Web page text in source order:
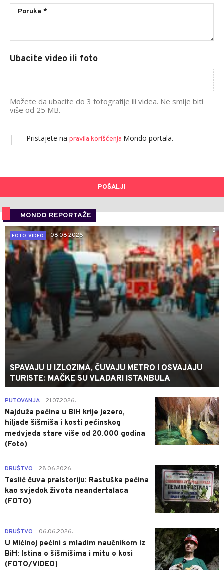
Ubacite video ili foto
Možete da ubacite do 3 fotografije ili videa. Ne smije biti
više od 25 MB.
Pristajete na pravila korišćenja Mondo portala.
POŠALJI
MONDO REPORTAŽE
0
FOTO, VIDEO
08.08.2026.
SPAVAJU U IZLOZIMA, ČUVAJU METRO I OSVAJAJU
TURISTE: MAČKE SU VLADARI ISTANBULA
0
PUTOVANJA 21.07.2026.
Najduža pećina u BiH krije jezero,
hiljade šišmiša i kosti pećinskog
medvjeda stare više od 20.000 godina
(Foto)
0
DRUŠTVO 28.06.2026.
Teslić čuva praistoriju: Rastuška pećina
kao svjedok života neandertalaca
(FOTO)
0
DRUŠTVO 06.06.2026.
U Mićinoj pećini s mladim naučnikom iz
BiH: Istina o šišmišima i mitu o kosi
(FOTO/VIDEO)